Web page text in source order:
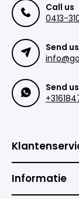
Call us
0413-
Send
Send
Informatie